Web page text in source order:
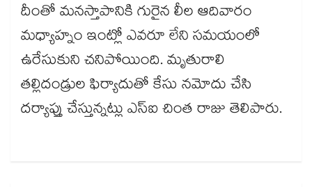
దీంతో మనస్తాపానికి గురైన లీల ఆదివారం
మధ్యాహ్నం ఇంట్లో ఎవరూ లేని సమయంలో
ఉరేసుకుని చనిపోయింది. మృతురాలి
తల్లిదండ్రుల ఫిర్యాదుతో కేసు నమోదు చేసి
దర్యాప్తు చేస్తున్నట్లు ఎస్ఐ చింత రాజు తెలిపారు.